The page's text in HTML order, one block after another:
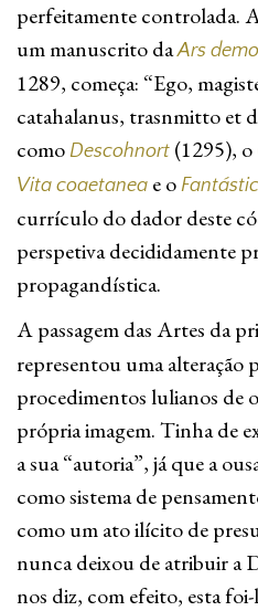
perfeitamente controlada.
um manuscrito daArs
1289, começa: “Ego,
catahalanus, trasnmitto et
como Descohnort (1295), o
Vita coaetanea e o
currículo do dador deste
perspetiva decididamente
propagandística.
A passagem das Artes da
representou uma alteração
procedimentos lulianos de
própria imagem. Tinha de
a sua “autoria”, já que a
como sistema de
como um ato ilícito de
nunca deixou de atribuir a
nos diz, com efeito, esta